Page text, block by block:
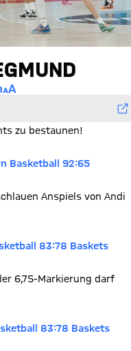
zu bestaunen!
Basketball 92:65
Anspiels von Andi
83:78 Baskets
6,75-Markierung darf
83:78 Baskets